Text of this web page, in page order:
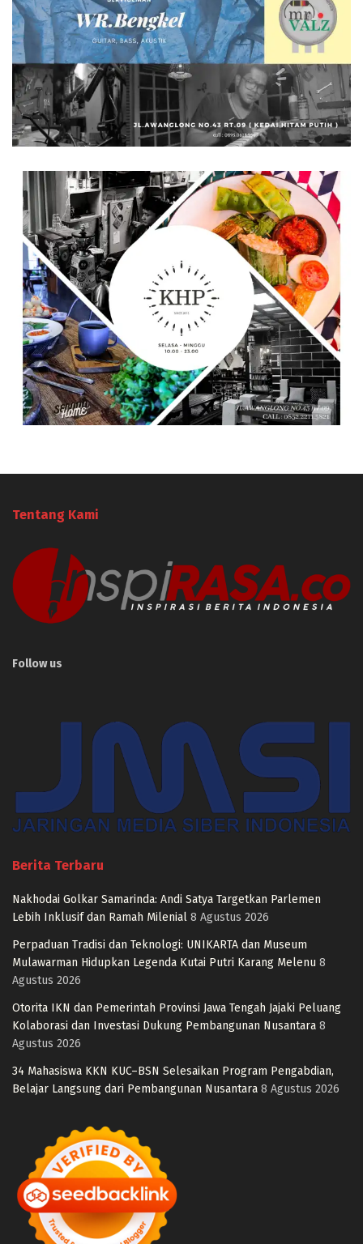
Tentang Kami
Follow us
Berita Terbaru
Nakhodai Golkar Samarinda: Andi Satya Targetkan Parlemen
Lebih Inklusif dan Ramah Milenial 8 Agustus 2026
Perpaduan Tradisi dan Teknologi: UNIKARTA dan Museum
Mulawarman Hidupkan Legenda Kutai Putri Karang Melenu 8
Agustus 2026
Otorita IKN dan Pemerintah Provinsi Jawa Tengah Jajaki Peluang
Kolaborasi dan Investasi Dukung Pembangunan Nusantara 8
Agustus 2026
34 Mahasiswa KKN KUC–BSN Selesaikan Program Pengabdian,
Belajar Langsung dari Pembangunan Nusantara 8 Agustus 2026